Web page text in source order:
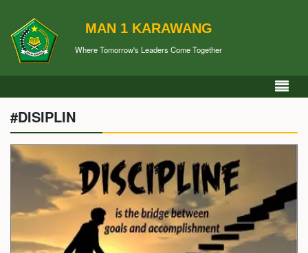
MAN 1 KARAWANG
Where Tomorrow's Leaders Come Together
#DISIPLIN